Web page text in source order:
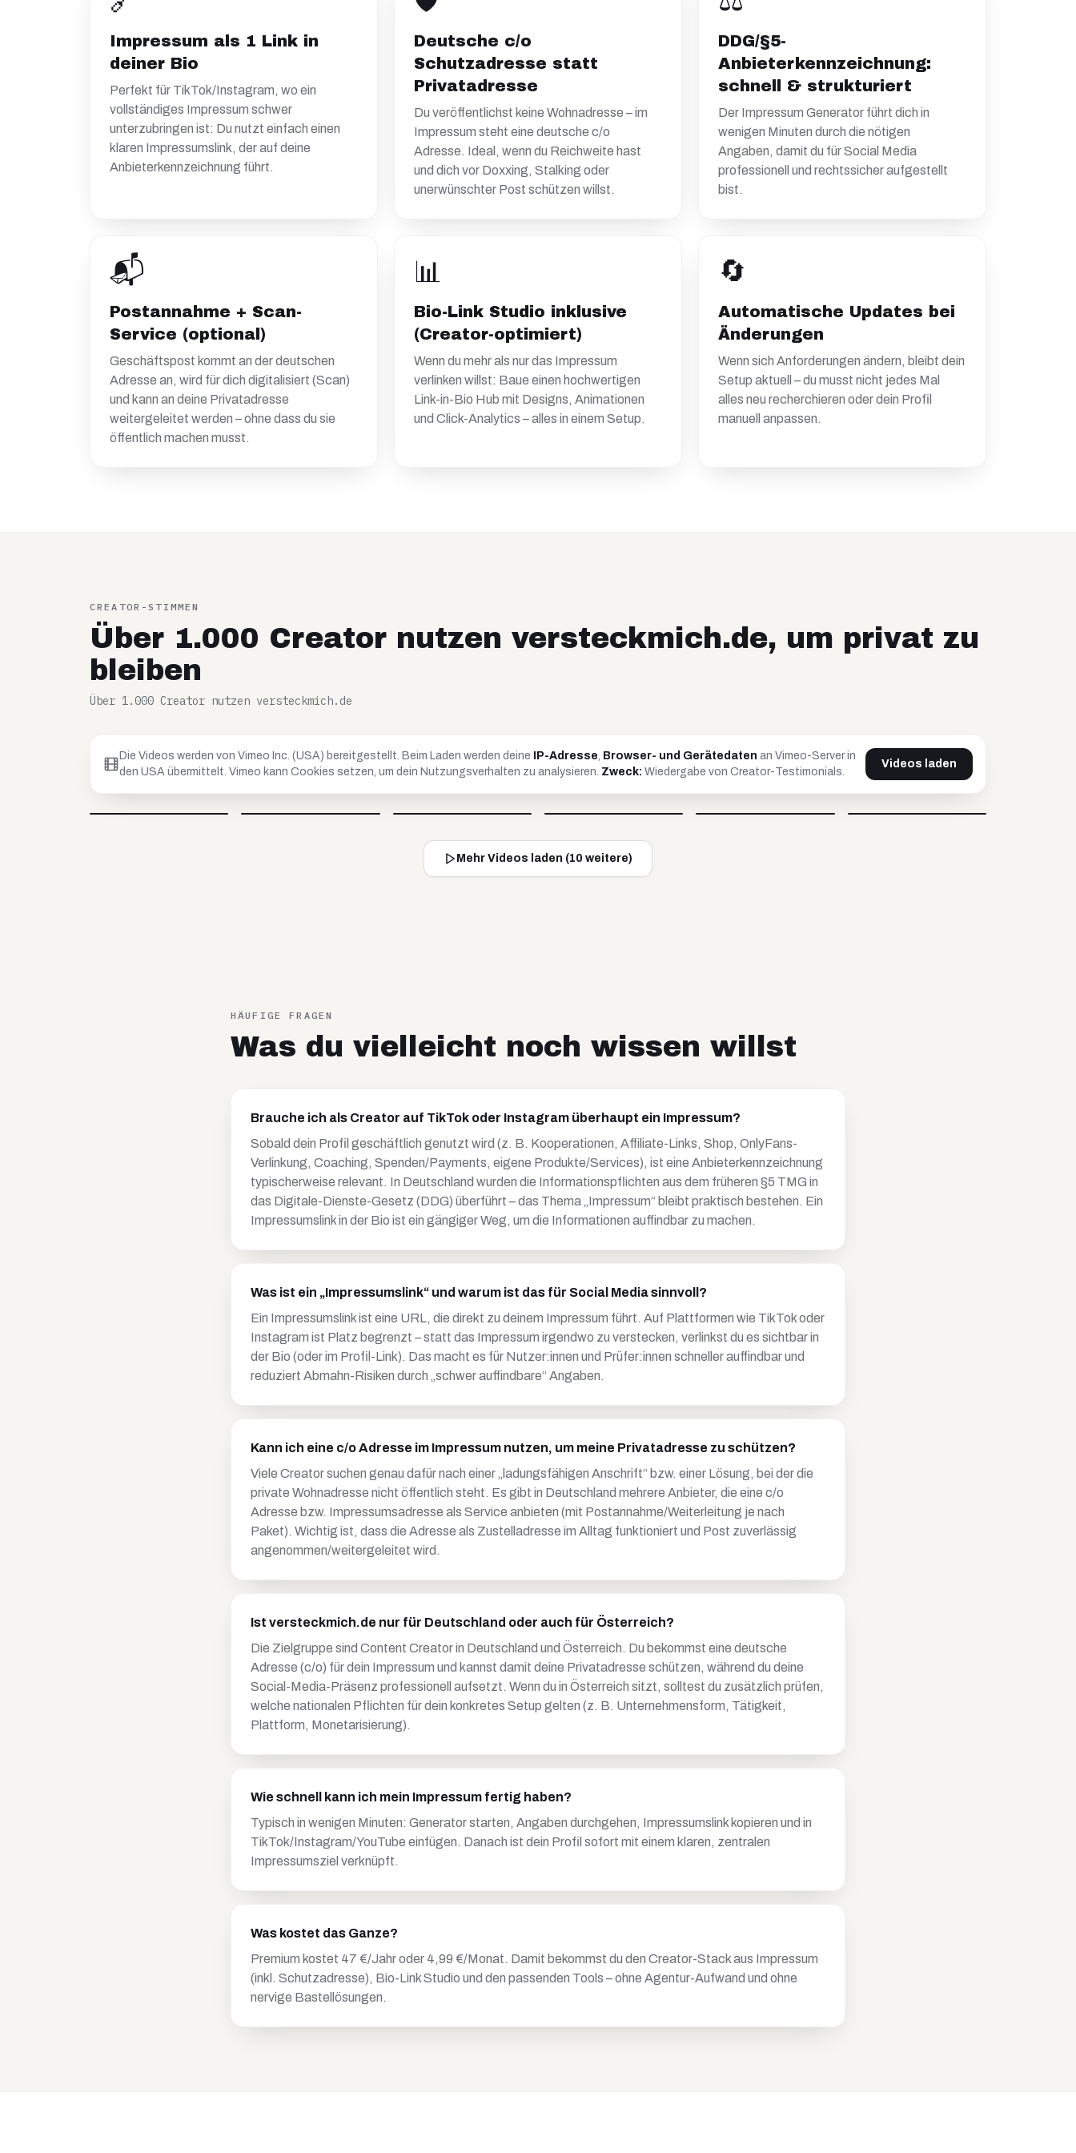
Impressum als 1 Link in
deiner Bio
Perfekt für TikTok/Instagram, wo ein
vollständiges Impressum schwer
unterzubringen ist: Du nutzt einfach einen
klaren Impressumslink, der auf deine
Anbieterkennzeichnung führt.
Deutsche c/o
Schutzadresse statt
Privatadresse
Du veröffentlichst keine Wohnadresse – im
Impressum steht eine deutsche c/o
Adresse. Ideal, wenn du Reichweite hast
und dich vor Doxxing, Stalking oder
unerwünschter Post schützen willst.
DDG/§5-
Anbieterkennzeichnung:
schnell & strukturiert
Der Impressum Generator führt dich in
wenigen Minuten durch die nötigen
Angaben, damit du für Social Media
professionell und rechtssicher aufgestellt
bist.
📬
Postannahme + Scan-
Service (optional)
Geschäftspost kommt an der deutschen
Adresse an, wird für dich digitalisiert (Scan)
und kann an deine Privatadresse
weitergeleitet werden – ohne dass du sie
öffentlich machen musst.
📊
Bio-Link Studio inklusive
(Creator-optimiert)
Wenn du mehr als nur das Impressum
verlinken willst: Baue einen hochwertigen
Link-in-Bio Hub mit Designs, Animationen
und Click-Analytics – alles in einem Setup.
🔄
Automatische Updates bei
Änderungen
Wenn sich Anforderungen ändern, bleibt dein
Setup aktuell – du musst nicht jedes Mal
alles neu recherchieren oder dein Profil
manuell anpassen.
CREATOR-STIMMEN
Über 1.000 Creator nutzen versteckmich.de, um privat zu
bleiben
Über 1.000 Creator nutzen versteckmich.de
Die Videos werden von Vimeo Inc. (USA) bereitgestellt. Beim Laden werden deine IP-Adresse, Browser- und Gerätedaten an Vimeo-Server in
den USA übermittelt. Vimeo kann Cookies setzen, um dein Nutzungsverhalten zu analysieren. Zweck: Wiedergabe von Creator-Testimonials.
Videos laden
Mehr Videos laden (10 weitere)
HÄUFIGE FRAGEN
Was du vielleicht noch wissen willst
Brauche ich als Creator auf TikTok oder Instagram überhaupt ein Impressum?
Sobald dein Profil geschäftlich genutzt wird (z. B. Kooperationen, Affiliate-Links, Shop, OnlyFans-
Verlinkung, Coaching, Spenden/Payments, eigene Produkte/Services), ist eine Anbieterkennzeichnung
typischerweise relevant. In Deutschland wurden die Informationspflichten aus dem früheren §5 TMG in
das Digitale-Dienste-Gesetz (DDG) überführt – das Thema „Impressum“ bleibt praktisch bestehen. Ein
Impressumslink in der Bio ist ein gängiger Weg, um die Informationen auffindbar zu machen.
Was ist ein „Impressumslink“ und warum ist das für Social Media sinnvoll?
Ein Impressumslink ist eine URL, die direkt zu deinem Impressum führt. Auf Plattformen wie TikTok oder
Instagram ist Platz begrenzt – statt das Impressum irgendwo zu verstecken, verlinkst du es sichtbar in
der Bio (oder im Profil-Link). Das macht es für Nutzer:innen und Prüfer:innen schneller auffindbar und
reduziert Abmahn-Risiken durch „schwer auffindbare“ Angaben.
Kann ich eine c/o Adresse im Impressum nutzen, um meine Privatadresse zu schützen?
Viele Creator suchen genau dafür nach einer „ladungsfähigen Anschrift“ bzw. einer Lösung, bei der die
private Wohnadresse nicht öffentlich steht. Es gibt in Deutschland mehrere Anbieter, die eine c/o
Adresse bzw. Impressumsadresse als Service anbieten (mit Postannahme/Weiterleitung je nach
Paket). Wichtig ist, dass die Adresse als Zustelladresse im Alltag funktioniert und Post zuverlässig
angenommen/weitergeleitet wird.
Ist versteckmich.de nur für Deutschland oder auch für Österreich?
Die Zielgruppe sind Content Creator in Deutschland und Österreich. Du bekommst eine deutsche
Adresse (c/o) für dein Impressum und kannst damit deine Privatadresse schützen, während du deine
Social-Media-Präsenz professionell aufsetzt. Wenn du in Österreich sitzt, solltest du zusätzlich prüfen,
welche nationalen Pflichten für dein konkretes Setup gelten (z. B. Unternehmensform, Tätigkeit,
Plattform, Monetarisierung).
Wie schnell kann ich mein Impressum fertig haben?
Typisch in wenigen Minuten: Generator starten, Angaben durchgehen, Impressumslink kopieren und in
TikTok/Instagram/YouTube einfügen. Danach ist dein Profil sofort mit einem klaren, zentralen
Impressumsziel verknüpft.
Was kostet das Ganze?
Premium kostet 47 €/Jahr oder 4,99 €/Monat. Damit bekommst du den Creator-Stack aus Impressum
(inkl. Schutzadresse), Bio-Link Studio und den passenden Tools – ohne Agentur-Aufwand und ohne
nervige Bastellösungen.